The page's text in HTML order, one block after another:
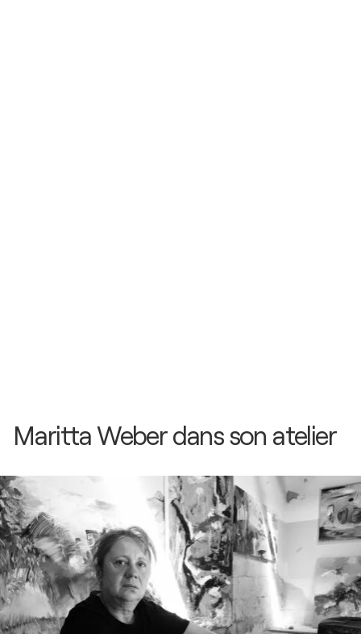
Maritta Weber dans son atelier